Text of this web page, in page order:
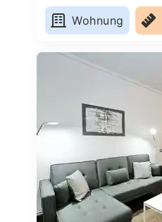
Wohnung